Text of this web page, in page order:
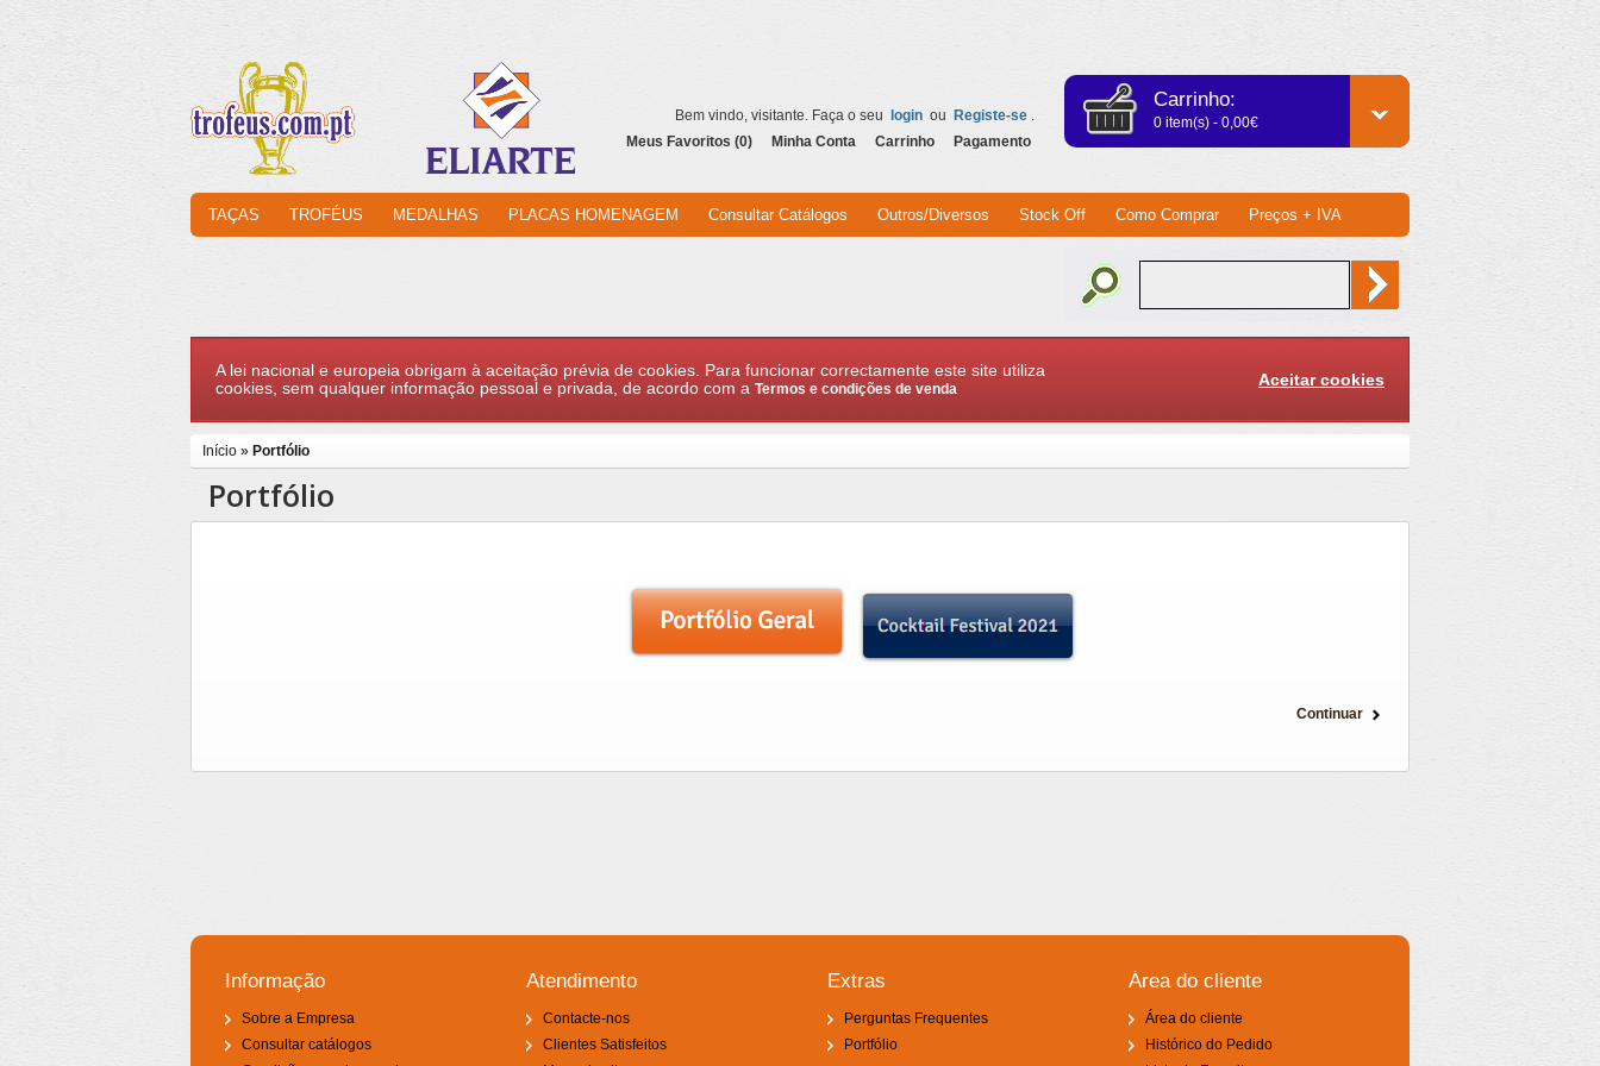
Meus Favoritos (0) Minha Conta Carrinho Pagamento
Bem vindo, visitante. Faça o seu login ou Registe-se .
Carrinho:
0 item(s) - 0,00€
TAÇAS TROFÉUS MEDALHAS PLACAS HOMENAGEM Consultar Catálogos Outros/Diversos Stock Off Como Comprar Preços + IVA
Aceitar cookies
A lei nacional e europeia obrigam à aceitação prévia de cookies. Para funcionar correctamente este site utiliza
cookies, sem qualquer informação pessoal e privada, de acordo com a Termos e condições de venda
Início » Portfólio
Portfólio
Continuar
Informação
Sobre a Empresa
Consultar catálogos
Atendimento
Contacte-nos
Clientes Satisfeitos
Extras
Perguntas Frequentes
Portfólio
Área do cliente
Área do cliente
Histórico do Pedido